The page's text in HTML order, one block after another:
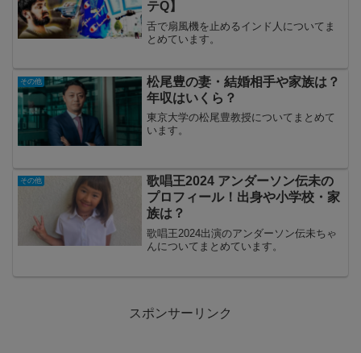
テQ】
舌で扇風機を止めるインド人についてま
とめています。
その他
松尾豊の妻・結婚相手や家族は？
年収はいくら？
東京大学の松尾豊教授についてまとめて
います。
その他
歌唱王2024 アンダーソン伝未の
プロフィール！出身や小学校・家
族は？
歌唱王2024出演のアンダーソン伝未ちゃ
んについてまとめています。
スポンサーリンク